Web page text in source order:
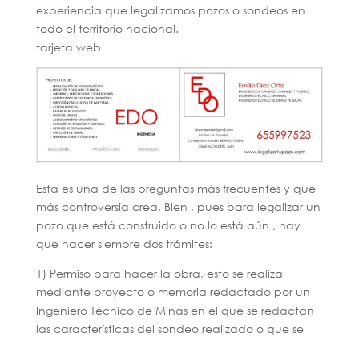
experiencia que legalizamos pozos o sondeos en
todo el territorio nacional.
tarjeta web
Esta es una de las preguntas más frecuentes y que
más controversia crea. Bien , pues para legalizar un
pozo que está construido o no lo está aún , hay
que hacer siempre dos trámites:
1) Permiso para hacer la obra, esto se realiza
mediante proyecto o memoria redactado por un
Ingeniero Técnico de Minas en el que se redactan
las características del sondeo realizado o que se